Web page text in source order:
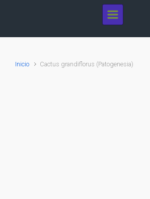
Inicio Cactus grandiflorus (Patogenesia)